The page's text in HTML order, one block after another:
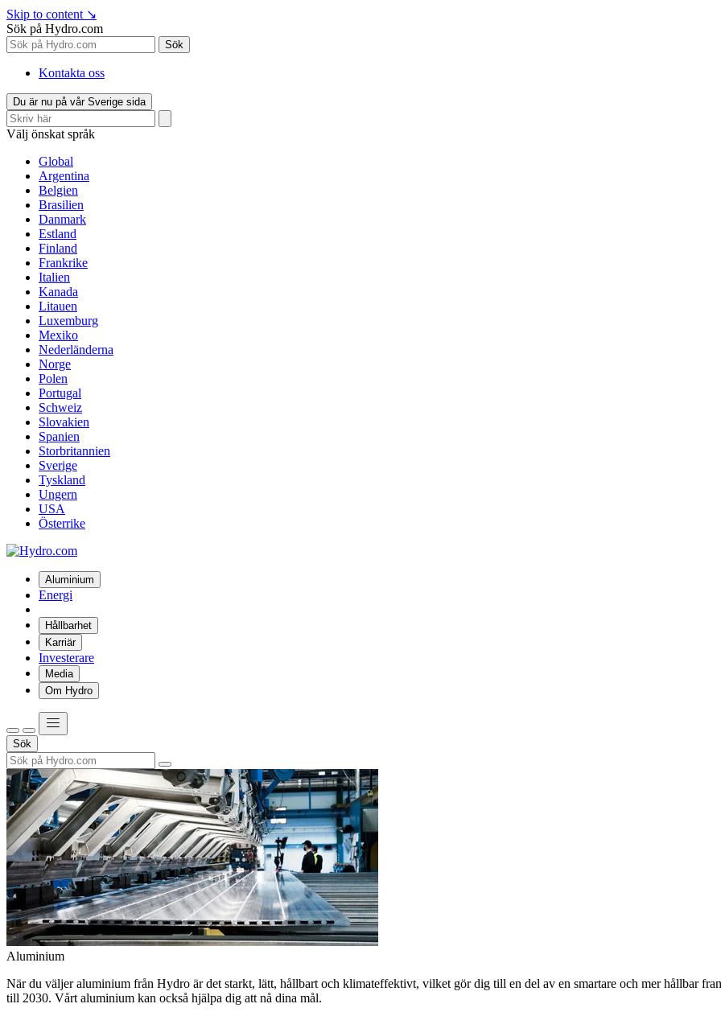
Skip to content ↘
Sök på Hydro.com
Sök
Kontakta oss
Du är nu på vår Sverige sida
Välj önskat språk
Global
Argentina
Belgien
Brasilien
Danmark
Estland
Finland
Frankrike
Italien
Kanada
Litauen
Luxemburg
Mexiko
Nederländerna
Norge
Polen
Portugal
Schweiz
Slovakien
Spanien
Storbritannien
Sverige
Tyskland
Ungern
USA
Österrike
Aluminium
Energi
Hållbarhet
Karriär
Investerare
Media
Om Hydro
Sök
Aluminium
När du väljer aluminium från Hydro är det starkt, lätt, hållbart och klimateffektivt, vilket gör dig till en del av en smartare och mer hållbar
till 2030. Vårt aluminium kan också hjälpa dig att nå dina mål.